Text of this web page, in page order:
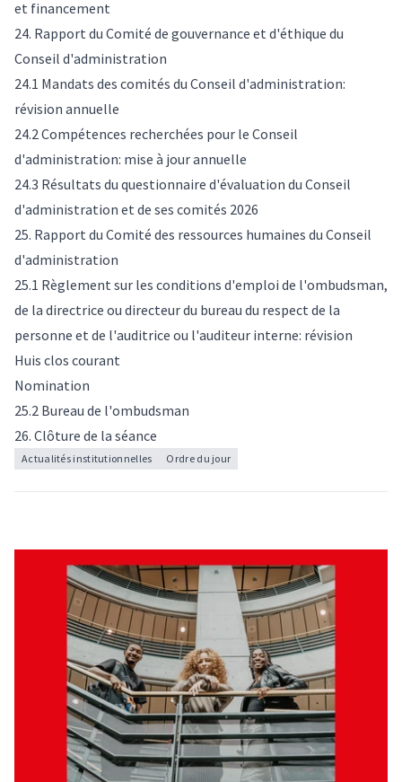
et financement
24. Rapport du Comité de gouvernance et d'éthique du
Conseil d'administration
24.1 Mandats des comités du Conseil d'administration:
révision annuelle
24.2 Compétences recherchées pour le Conseil
d'administration: mise à jour annuelle
24.3 Résultats du questionnaire d'évaluation du Conseil
d'administration et de ses comités 2026
25. Rapport du Comité des ressources humaines du Conseil
d'administration
25.1 Règlement sur les conditions d'emploi de l'ombudsman,
de la directrice ou directeur du bureau du respect de la
personne et de l'auditrice ou l'auditeur interne: révision
Huis clos courant
Nomination
25.2 Bureau de l'ombudsman
26. Clôture de la séance
Actualités institutionnelles Ordre du jour